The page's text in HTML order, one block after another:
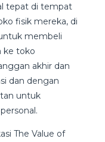
tepat di tempat
fisik mereka, di
membeli
ke toko
akhir dan
dan dengan
untuk
The Value of